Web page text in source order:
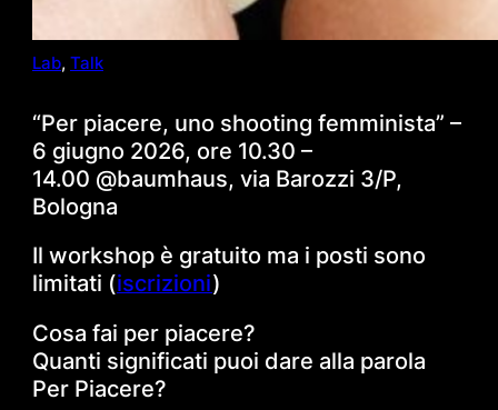
Lab, Talk
“Per piacere, uno shooting femminista” –
6 giugno 2026, ore 10.30 –
14.00 @baumhaus, via Barozzi 3/P,
Bologna
Il workshop è gratuito ma i posti sono
limitati (iscrizioni)
Cosa fai per piacere?
Quanti significati puoi dare alla parola
Per Piacere?